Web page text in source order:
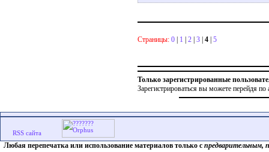
Страницы: 0 | 1 | 2 | 3 | 4 | 5
Только зарегистрированные
Зарегистрироваться вы можете перейдя по
Любая перепечатка или использование материалов только с предварительным,